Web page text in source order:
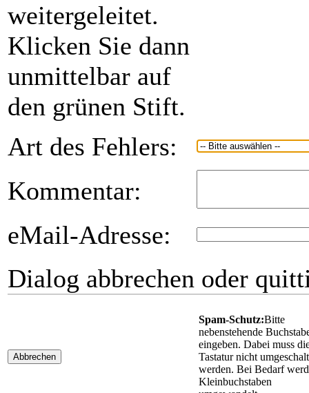
weitergeleitet.
Klicken Sie dann
unmittelbar auf
den grünen Stift.
Art des Fehlers:
Kommentar:
eMail-Adresse:
Dialog abbrechen oder
Abbrechen
Spam-Schutz:Bitte
nebenstehende
eingeben. Dabei muss
Tastatur nicht
werden. Bei Bedarf
Kleinbuchstaben